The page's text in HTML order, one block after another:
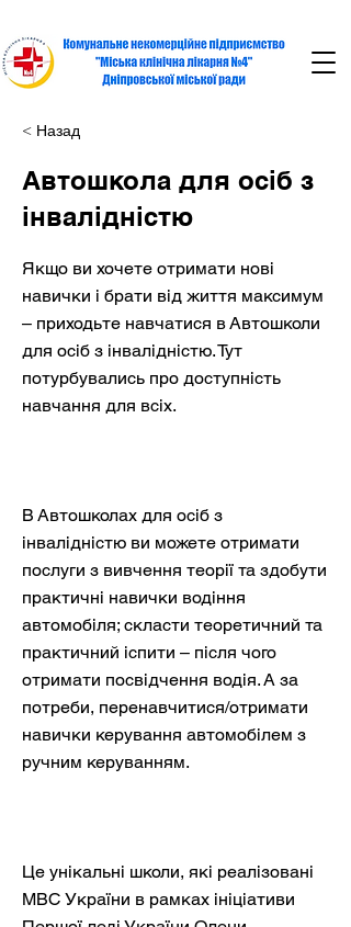
< Назад
Автошкола для осіб з
інвалідністю
Якщо ви хочете отримати нові
навички і брати від життя максимум
– приходьте навчатися в Автошколи
для осіб з інвалідністю. Тут
потурбувались про доступність
навчання для всіх.
В Автошколах для осіб з
інвалідністю ви можете отримати
послуги з вивчення теорії та здобути
практичні навички водіння
автомобіля; скласти теоретичний та
практичний іспити – після чого
отримати посвідчення водія. А за
потреби, перенавчитися/отримати
навички керування автомобілем з
ручним керуванням.
Це унікальні школи, які реалізовані
МВС України в рамках ініціативи